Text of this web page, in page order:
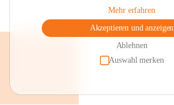
Mehr erfahren
Akzeptieren und anzeigen
Ablehnen
Auswahl merken